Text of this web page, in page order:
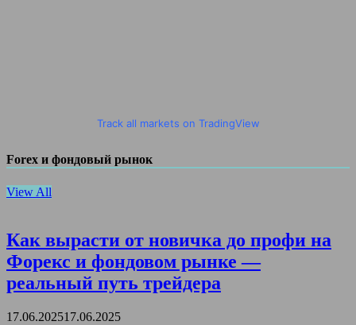
Track all markets on TradingView
Forex и фондовый рынок
View All
Как вырасти от новичка до профи на
Форекс и фондовом рынке —
реальный путь трейдера
17.06.202517.06.2025